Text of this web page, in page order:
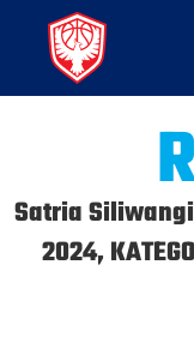
Satria Siliwangi
2024,